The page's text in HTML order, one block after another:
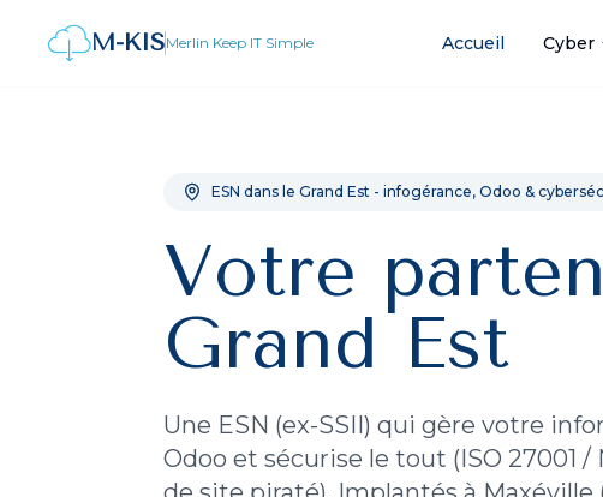
M-KISMerlin Keep IT Simple Accueil Cyber
ESN dans le Grand Est - infogérance, Odoo &
Votre
Grand Est
Une ESN (ex-SSII) qui gère votre
Odoo et sécurise le tout (ISO 27001 /